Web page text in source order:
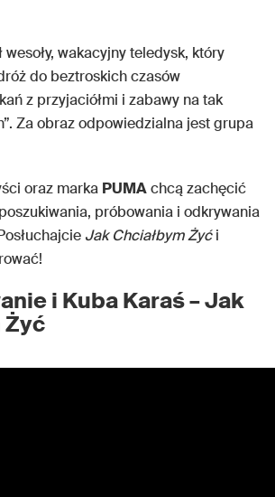
wesoły, wakacyjny teledysk, który
do beztroskich czasów
z przyjaciółmi i zabawy na tak
Za obraz odpowiedzialna jest grupa
oraz marka PUMAchcą zachęcić
próbowania i odkrywania
Jak Chciałbym Żyći
i Kuba Karaś – Jak
Żyć